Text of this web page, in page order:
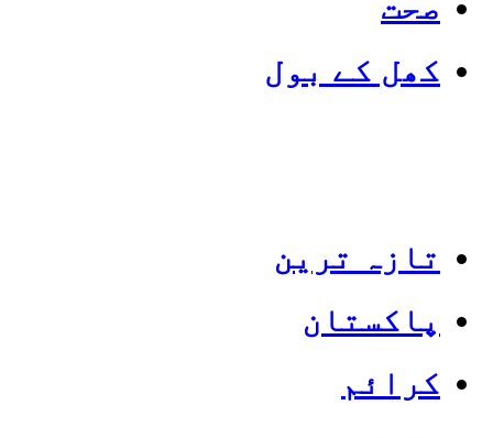
کھل کے بول
تازہ ترین
پاکستان
کرائم
Categories
Top News